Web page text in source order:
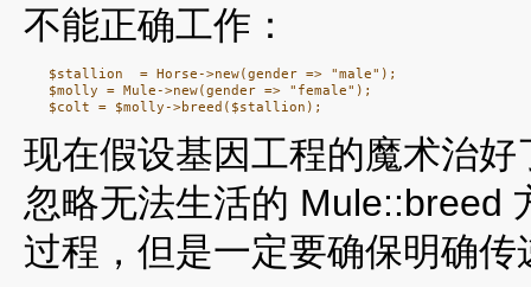
不能正确工作：
   $stallion  = Horse->new(gender => "male");
   $molly = Mule->new(gender => "female");
现在假设基因工程的魔术治
忽略无法生活的 Mule::breed
过程，但是一定要确保明确传